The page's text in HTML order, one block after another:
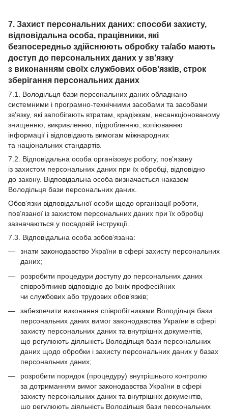
7. Захист персональних даних: способи захисту,
відповідальна особа, працівники, які
безпосередньо здійснюють обробку та/або мають
доступ до персональних даних у зв’язку
з виконанням своїх службових обов’язків, строк
зберігання персональних даних
7.1. Володільця бази персональних даних обладнано
системними і програмно-технічними засобами та засобами
зв’язку, які запобігають втратам, крадіжкам, несанкціонованому
знищенню, викривленню, підробленню, копіюванню
інформації і відповідають вимогам міжнародних
та національних стандартів.
7.2. Відповідальна особа організовує роботу, пов’язану
із захистом персональних даних при їх обробці, відповідно
до закону. Відповідальна особа визначається наказом
Володільця бази персональних даних.
Обов’язки відповідальної особи щодо організації роботи,
пов’язаної із захистом персональних даних при їх обробці
зазначаються у посадовій інструкції.
7.3. Відповідальна особа зобов’язана:
знати законодавство України в сфері захисту персональних
даних;
розробити процедури доступу до персональних даних
співробітників відповідно до їхніх професійних
чи службових або трудових обов’язків;
забезпечити виконання співробітниками Володільця бази
персональних даних вимог законодавства України в сфері
захисту персональних даних та внутрішніх документів,
що регулюють діяльність Володільця бази персональних
даних щодо обробки і захисту персональних даних у базах
персональних даних;
розробити порядок (процедуру) внутрішнього контролю
за дотриманням вимог законодавства України в сфері
захисту персональних даних та внутрішніх документів,
що регулюють діяльність Володільця бази персональних